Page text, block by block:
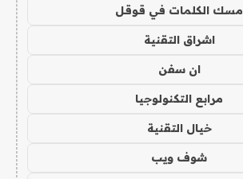
مسك الكلمات في قوقل
اشراق التقنية
ان سفن
مرابع التكنولوجيا
خيال التقنية
شوف ويب